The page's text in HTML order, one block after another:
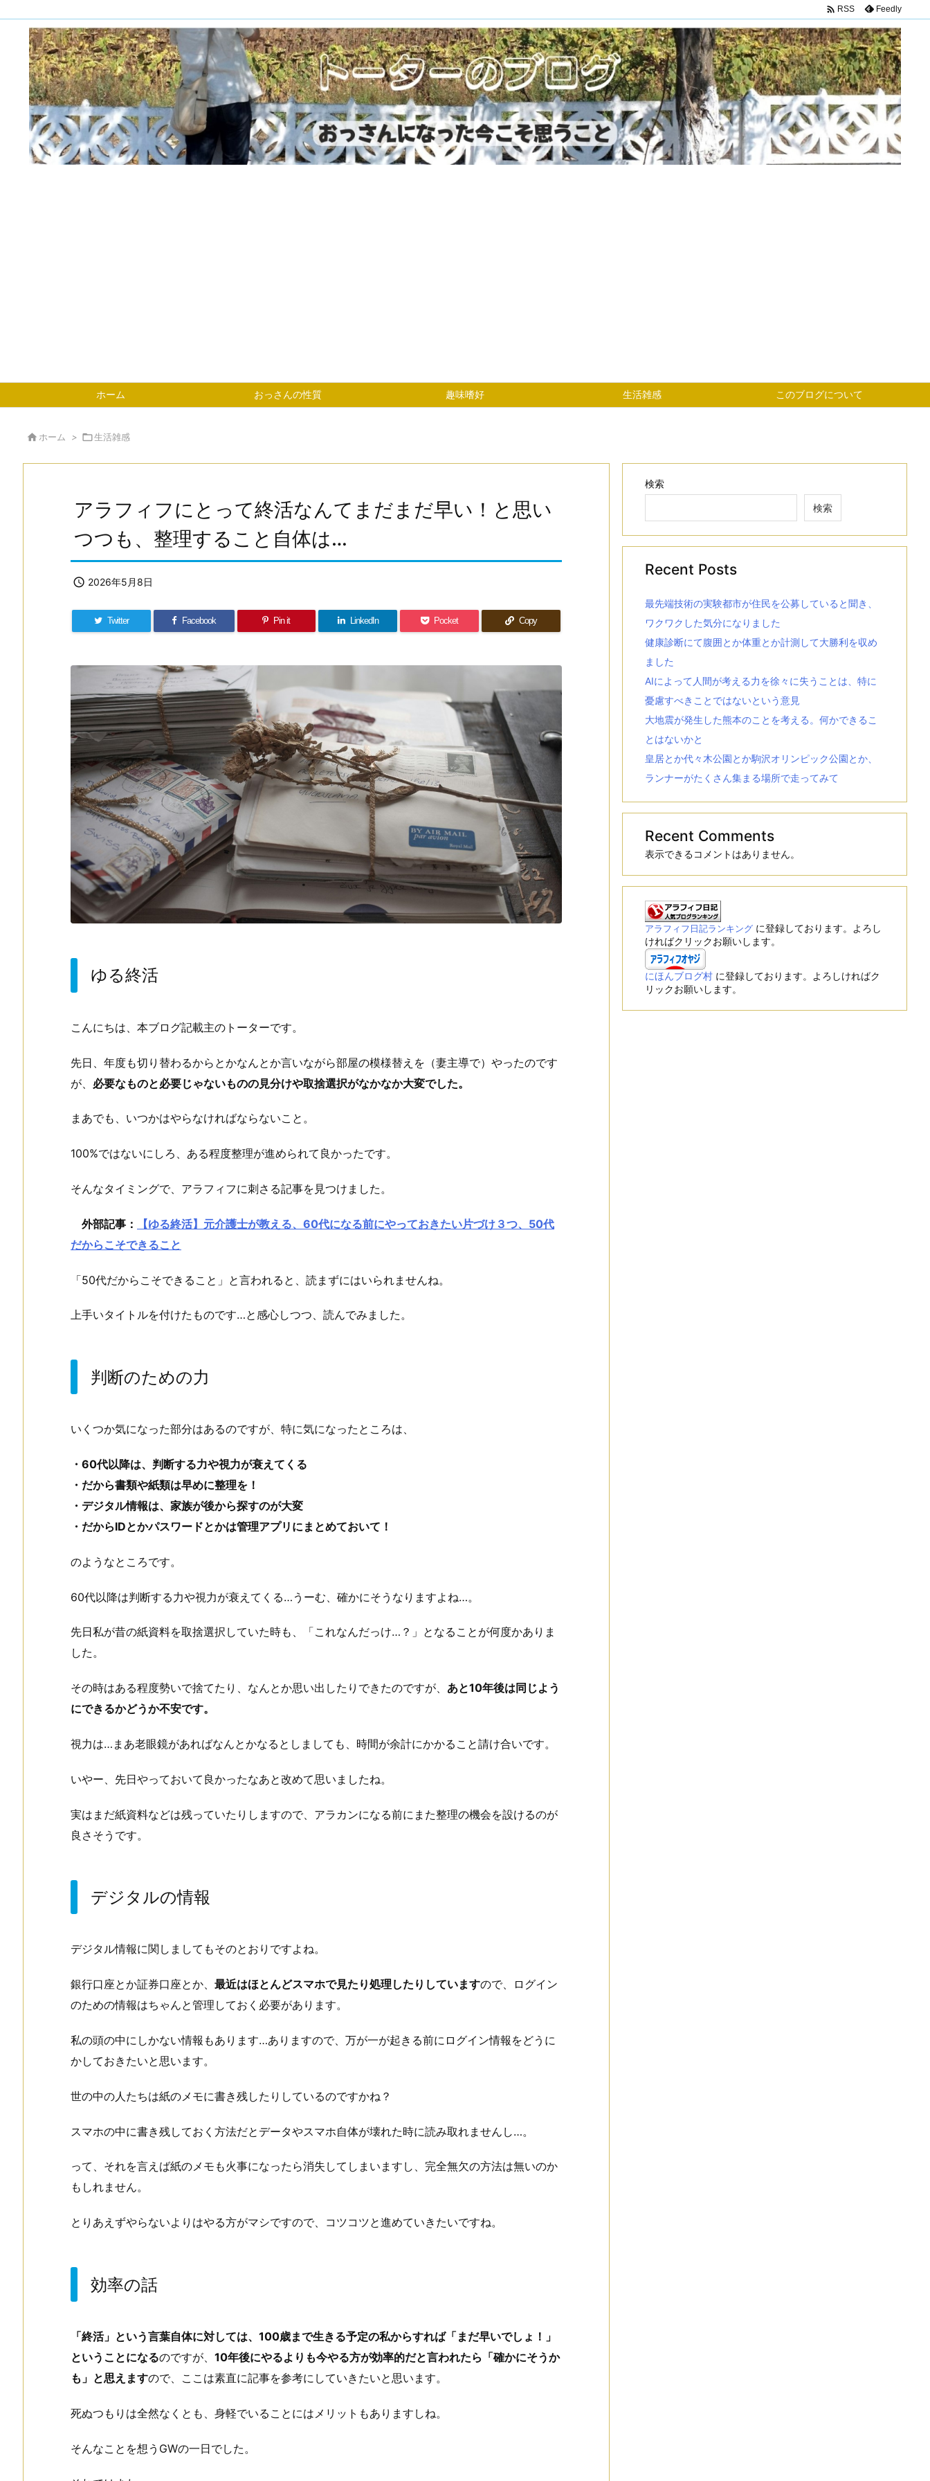
ホーム おっさんの性質 趣味嗜好 生活雑感 このブログについて
 RSS Feedly
ホーム > 生活雑感
アラフィフにとって終活なんてまだまだ早い！と思い
つつも、整理すること自体は…
 2026年5月8日
Twitter Facebook Pin it LinkedIn Pocket Copy
ゆる終活
こんにちは、本ブログ記載主のトーターです。
先日、年度も切り替わるからとかなんとか言いながら部屋の模様替えを（妻主導で）やったのです
が、 必要なものと必要じゃないものの見分けや取捨選択がなかなか大変でした。
まあでも、いつかはやらなければならないこと。
100%ではないにしろ、ある程度整理が進められて良かったです。
そんなタイミングで、アラフィフに刺さる記事を見つけました。
外部記事：
【ゆる終活】元介護士が教える、60代になる前にやっておきたい片づけ３つ、50代
だからこそできること
「50代だからこそできること」と言われると、読まずにはいられませんね。
上手いタイトルを付けたものです…と感心しつつ、読んでみました。
判断のための力
いくつか気になった部分はあるのですが、特に気になったところは、
・60代以降は、判断する力や視力が衰えてくる
・だから書類や紙類は早めに整理を！
・デジタル情報は、家族が後から探すのが大変
・だからIDとかパスワードとかは管理アプリにまとめておいて！
のようなところです。
60代以降は判断する力や視力が衰えてくる…うーむ、確かにそうなりますよね…。
先日私が昔の紙資料を取捨選択していた時も、「これなんだっけ…？」となることが何度かありま
した。
その時はある程度勢いで捨てたり、なんとか思い出したりできたのですが、 あと10年後は同じよう
にできるかどうか不安です。
視力は…まあ老眼鏡があればなんとかなるとしましても、時間が余計にかかること請け合いです。
いやー、先日やっておいて良かったなあと改めて思いましたね。
実はまだ紙資料などは残っていたりしますので、アラカンになる前にまた整理の機会を設けるのが
良さそうです。
デジタルの情報
デジタル情報に関しましてもそのとおりですよね。
銀行口座とか証券口座とか、 最近はほとんどスマホで見たり処理したりしていますので、ログイン
のための情報はちゃんと管理しておく必要があります。
私の頭の中にしかない情報もあります…ありますので、万が一が起きる前にログイン情報をどうに
かしておきたいと思います。
世の中の人たちは紙のメモに書き残したりしているのですかね？
スマホの中に書き残しておく方法だとデータやスマホ自体が壊れた時に読み取れませんし…。
って、それを言えば紙のメモも火事になったら消失してしまいますし、完全無欠の方法は無いのか
もしれません。
とりあえずやらないよりはやる方がマシですので、コツコツと進めていきたいですね。
効率の話
「終活」という言葉自体に対しては、100歳まで生きる予定の私からすれば「まだ早いでしょ！」
ということになるのですが、 10年後にやるよりも今やる方が効率的だと言われたら「確かにそうか
も」と思えますので、ここは素直に記事を参考にしていきたいと思います。
死ぬつもりは全然なくとも、身軽でいることにはメリットもありますしね。
そんなことを想うGWの一日でした。
検索
検索
Recent Posts
最先端技術の実験都市が住民を公募していると聞き、
ワクワクした気分になりました
健康診断にて腹囲とか体重とか計測して大勝利を収め
ました
AIによって人間が考える力を徐々に失うことは、特に
憂慮すべきことではないという意見
大地震が発生した熊本のことを考える。何かできるこ
とはないかと
皇居とか代々木公園とか駒沢オリンピック公園とか、
ランナーがたくさん集まる場所で走ってみて
Recent Comments
表示できるコメントはありません。
アラフィフ日記ランキング に登録しております。よろし
ければクリックお願いします。
にほんブログ村 に登録しております。よろしければク
リックお願いします。